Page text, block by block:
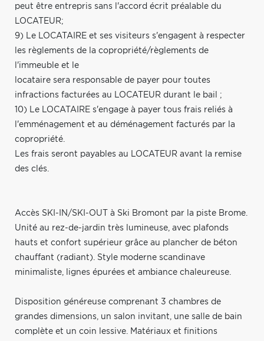
peut être entrepris sans l'accord écrit préalable du
LOCATEUR;
9) Le LOCATAIRE et ses visiteurs s'engagent à respecter
les règlements de la copropriété/règlements de
l'immeuble et le
locataire sera responsable de payer pour toutes
infractions facturées au LOCATEUR durant le bail ;
10) Le LOCATAIRE s'engage à payer tous frais reliés à
l'emménagement et au déménagement facturés par la
copropriété.
Les frais seront payables au LOCATEUR avant la remise
des clés.
Accès SKI-IN/SKI-OUT à Ski Bromont par la piste Brome.
Unité au rez-de-jardin très lumineuse, avec plafonds
hauts et confort supérieur grâce au plancher de béton
chauffant (radiant). Style moderne scandinave
minimaliste, lignes épurées et ambiance chaleureuse.
Disposition généreuse comprenant 3 chambres de
grandes dimensions, un salon invitant, une salle de bain
complète et un coin lessive. Matériaux et finitions